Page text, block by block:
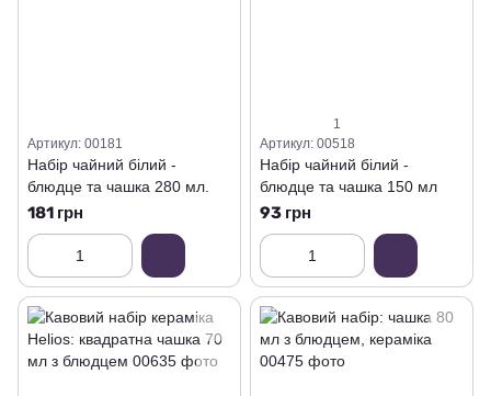
Артикул: 00181
Набір чайний білий -
блюдце та чашка 280 мл.
181 грн
1
Артикул: 00518
Набір чайний білий -
блюдце та чашка 150 мл
93 грн